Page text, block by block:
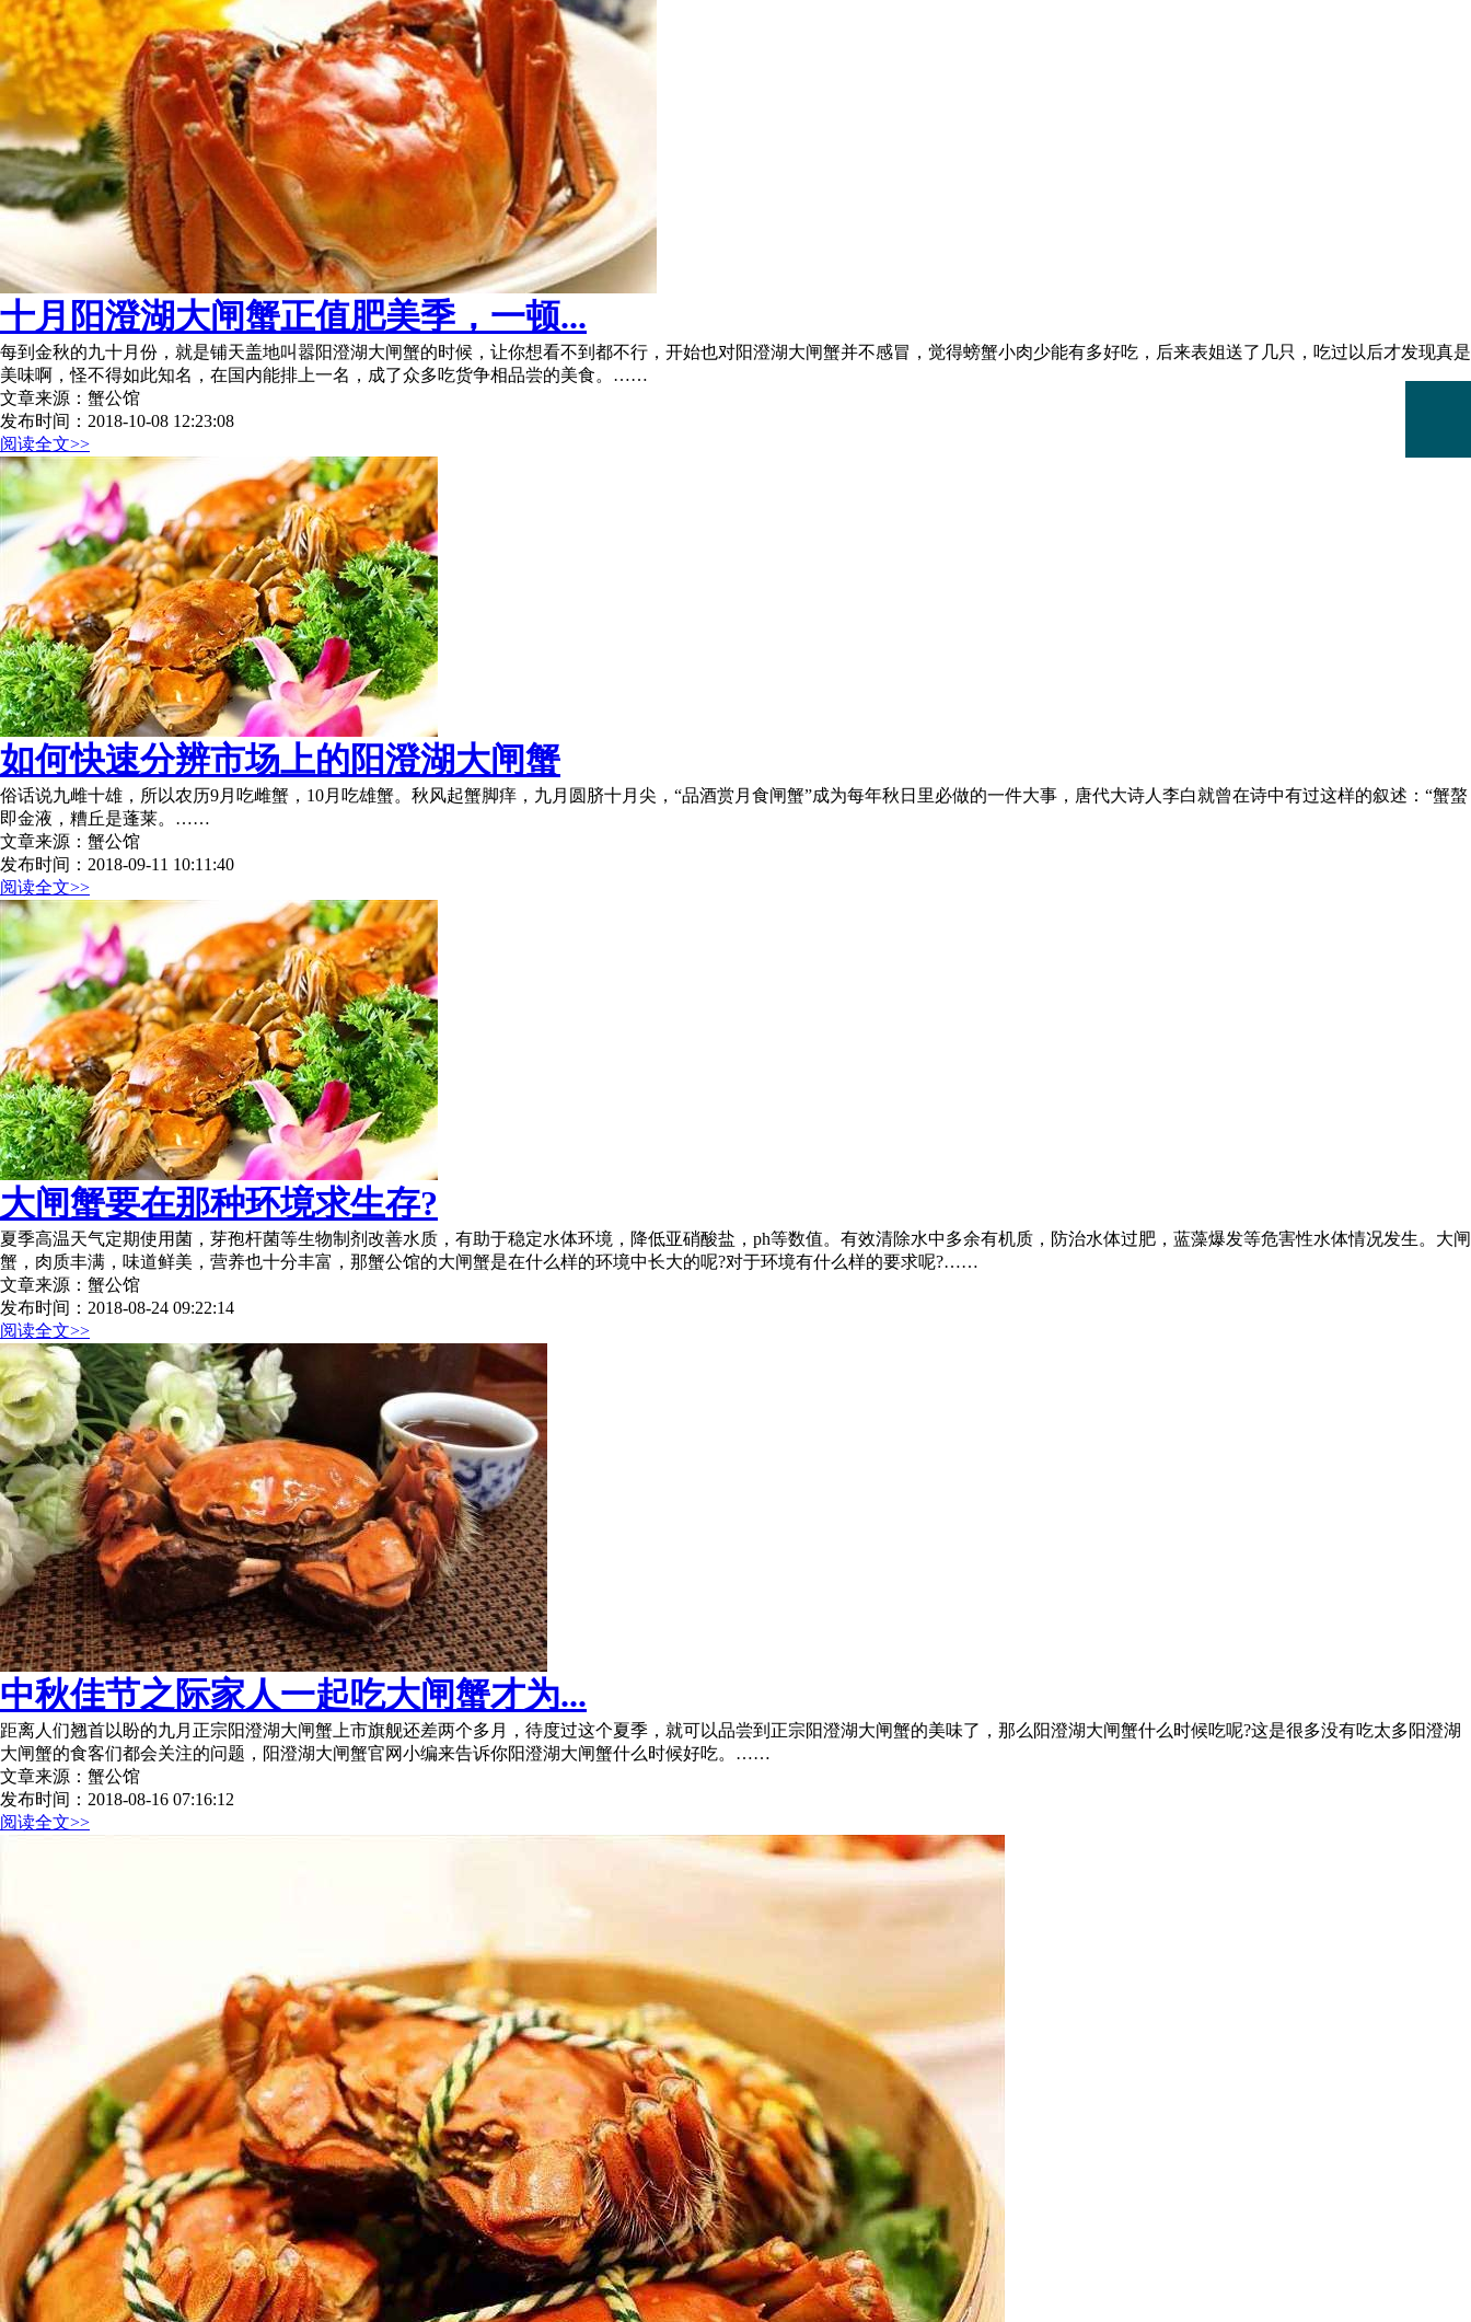
十月阳澄湖大闸蟹正值肥美季，一顿...
每到金秋的九十月份，就是铺天盖地叫嚣阳澄湖大闸蟹的时候，让你想看不到都不行，开始也对阳澄湖大闸蟹并不感冒，觉得螃蟹小肉少能有多好吃，后来表姐送了几只，吃过以后才发现真是
美味啊，怪不得如此知名，在国内能排上一名，成了众多吃货争相品尝的美食。……
文章来源：蟹公馆
发布时间：2018-10-08 12:23:08
阅读全文>>
如何快速分辨市场上的阳澄湖大闸蟹
俗话说九雌十雄，所以农历9月吃雌蟹，10月吃雄蟹。秋风起蟹脚痒，九月圆脐十月尖，“品酒赏月食闸蟹”成为每年秋日里必做的一件大事，唐代大诗人李白就曾在诗中有过这样的叙述：“蟹螯
即金液，糟丘是蓬莱。……
文章来源：蟹公馆
发布时间：2018-09-11 10:11:40
阅读全文>>
大闸蟹要在那种环境求生存?
夏季高温天气定期使用菌，芽孢杆菌等生物制剂改善水质，有助于稳定水体环境，降低亚硝酸盐，ph等数值。有效清除水中多余有机质，防治水体过肥，蓝藻爆发等危害性水体情况发生。大闸
蟹，肉质丰满，味道鲜美，营养也十分丰富，那蟹公馆的大闸蟹是在什么样的环境中长大的呢?对于环境有什么样的要求呢?……
文章来源：蟹公馆
发布时间：2018-08-24 09:22:14
阅读全文>>
中秋佳节之际家人一起吃大闸蟹才为...
距离人们翘首以盼的九月正宗阳澄湖大闸蟹上市旗舰还差两个多月，待度过这个夏季，就可以品尝到正宗阳澄湖大闸蟹的美味了，那么阳澄湖大闸蟹什么时候吃呢?这是很多没有吃太多阳澄湖
大闸蟹的食客们都会关注的问题，阳澄湖大闸蟹官网小编来告诉你阳澄湖大闸蟹什么时候好吃。……
文章来源：蟹公馆
发布时间：2018-08-16 07:16:12
阅读全文>>